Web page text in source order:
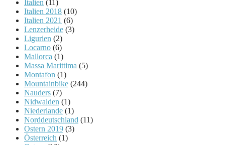
Italien (11)
Italien 2018 (10)
Italien 2021 (6)
Lenzerheide (3)
Ligurien (2)
Locarno (6)
Mallorca (1)
Massa Marittima (5)
Montafon (1)
Mountainbike (244)
Nauders (7)
Nidwalden (1)
Niederlande (1)
Norddeutschland (11)
Ostern 2019 (3)
Österreich (1)